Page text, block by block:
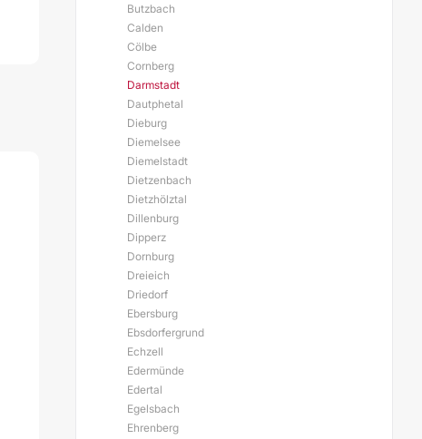
Butzbach
Calden
Cölbe
Cornberg
Darmstadt
Dautphetal
Dieburg
Diemelsee
Diemelstadt
Dietzenbach
Dietzhölztal
Dillenburg
Dipperz
Dornburg
Dreieich
Driedorf
Ebersburg
Ebsdorfergrund
Echzell
Edermünde
Edertal
Egelsbach
Ehrenberg